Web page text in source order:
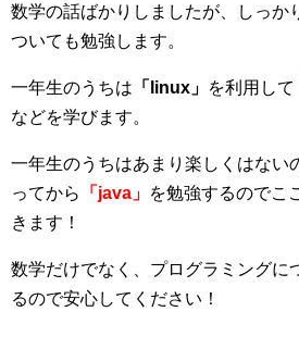
数学の話ばかりしましたが、しっか
ついても勉強します。
一年生のうちは 「linux」 を利用して
などを学びます。
一年生のうちはあまり楽しくはない
ってから
「java」 を勉強するのでこ
きます！
数学だけでなく、プログラミングに
るので安心してください！